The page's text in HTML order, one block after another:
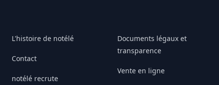
L'histoire de notélé
Contact
notélé recrute
Documents légaux et
transparence
Vente en ligne